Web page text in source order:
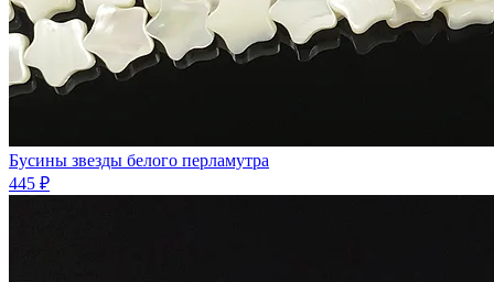
Бусины звезды белого перламутра
445 ₽